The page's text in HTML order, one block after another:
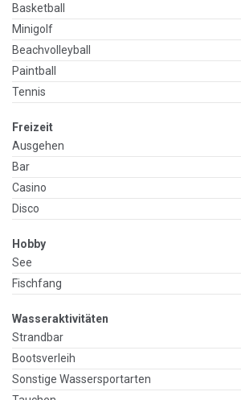
Basketball
Minigolf
Beachvolleyball
Paintball
Tennis
Freizeit
Ausgehen
Bar
Casino
Disco
Hobby
See
Fischfang
Wasseraktivitäten
Strandbar
Bootsverleih
Sonstige Wassersportarten